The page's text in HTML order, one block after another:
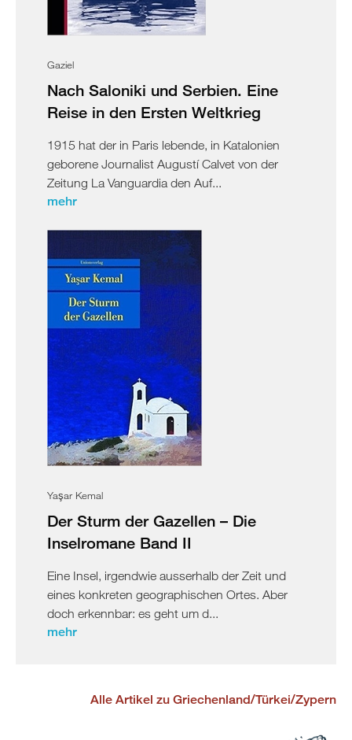
Gaziel
Nach Saloniki und Serbien. Eine
Reise in den Ersten Weltkrieg
1915 hat der in Paris lebende, in Katalonien
geborene Journalist Augustí Calvet von der
Zeitung La Vanguardia den Auf...
mehr
Yaşar Kemal
Der Sturm der Gazellen – Die
Inselromane Band II
Eine Insel, irgendwie ausserhalb der Zeit und
eines konkreten geographischen Ortes. Aber
doch erkennbar: es geht um d...
mehr
Alle Artikel zu Griechenland/Türkei/Zypern